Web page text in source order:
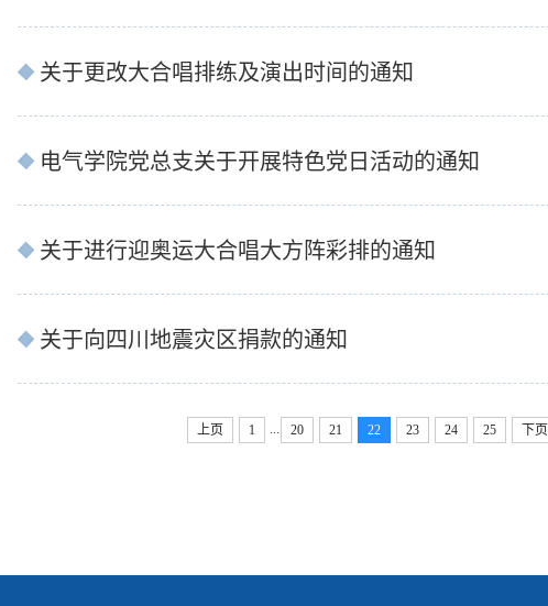
关于更改大合唱排练及演出时间的通知
电气学院党总支关于开展特色党日活动的通知
关于进行迎奥运大合唱大方阵彩排的通知
关于向四川地震灾区捐款的通知
上页 1 20 21 22 23 24 25 下页